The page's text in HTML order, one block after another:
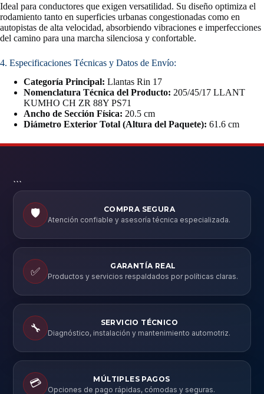
Ideal para conductores que exigen versatilidad. Su diseño optimiza el
rodamiento tanto en superficies urbanas congestionadas como en
autopistas de alta velocidad, absorbiendo vibraciones e imperfecciones
del camino para una marcha silenciosa y confortable.
4. Especificaciones Técnicas y Datos de Envío:
Categoría Principal: Llantas Rin 17
Nomenclatura Técnica del Producto: 205/45/17 LLANT
KUMHO CH ZR 88Y PS71
Ancho de Sección Física: 20.5 cm
Diámetro Exterior Total (Altura del Paquete): 61.6 cm
```
🛡️
COMPRA SEGURA
Atención confiable y asesoría técnica especializada.
✅
GARANTÍA REAL
Productos y servicios respaldados por políticas claras.
🔧
SERVICIO TÉCNICO
Diagnóstico, instalación y mantenimiento automotriz.
💳
MÚLTIPLES PAGOS
Opciones de pago rápidas, cómodas y seguras.